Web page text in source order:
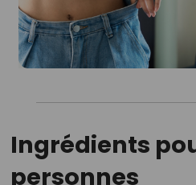
Ingrédients
personnes